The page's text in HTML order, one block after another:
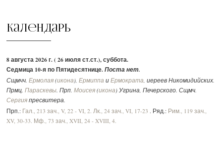
Календарь
8 августа 2026 г. ( 26 июля ст.ст.), суббота.
Седмица 10-я по Пятидесятнице.Поста нет.
Сщмчч.Ермолая (икона ),Ермиппа иЕрмократа , иереев Никомидийских.
Прмц.Параскевы . Прп.Моисея (икона ) Угрина, Печерского. Сщмч.
Сергия пресвитера.
Прп.: Гал., 213 зач., V, 22 - VI, 2. Лк., 24 зач., VI, 17-23 . Ряд.: Рим., 119 зач.,
XV, 30-33. Мф., 73 зач., XVII, 24 - XVIII, 4.